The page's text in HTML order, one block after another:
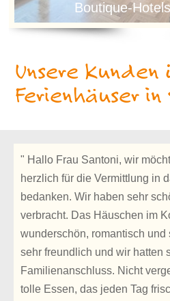
Boutique-
Unsere Kunden
Ferienhäuser
" Hallo Frau Santoni, wir
herzlich für die Vermittlung in
bedanken. Wir haben sehr
verbracht. Das Häuschen im
wunderschön, romantisch
sehr freundlich und wir hatten
Familienanschluss. Nicht
tolle Essen, das jeden Tag